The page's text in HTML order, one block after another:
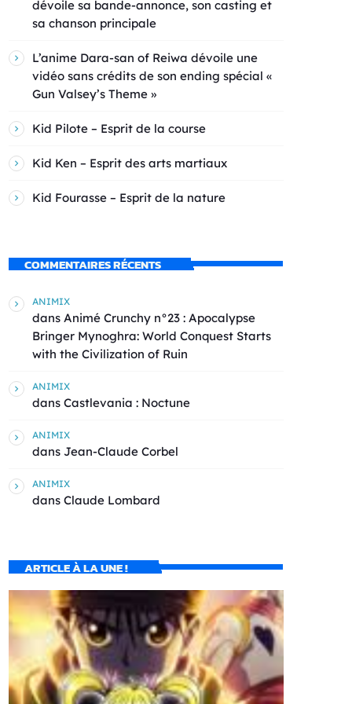
dévoile sa bande-annonce, son casting et
sa chanson principale
L’anime Dara-san of Reiwa dévoile une
vidéo sans crédits de son ending spécial «
Gun Valsey’s Theme »
Kid Pilote – Esprit de la course
Kid Ken – Esprit des arts martiaux
Kid Fourasse – Esprit de la nature
COMMENTAIRES RÉCENTS
ANIMIX
dans Animé Crunchy n°23 : Apocalypse
Bringer Mynoghra: World Conquest Starts
with the Civilization of Ruin
ANIMIX
dans Castlevania : Noctune
ANIMIX
dans Jean-Claude Corbel
ANIMIX
dans Claude Lombard
ARTICLE À LA UNE !